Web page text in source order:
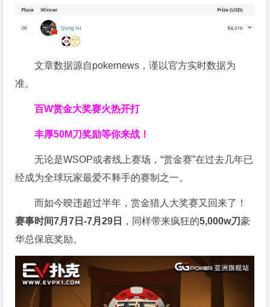
文章数据源自pokernews，谨以官方实时数据为
准。
百W赏金大奖赛火热开打
丰厚50M刀奖励等你来战！
无论是WSOP或者线上赛场，“赏金赛”在过去几年已
经成为全球玩家最爱不释手的赛制之一。
而如今暌违超过半年，赏金猎人大奖赛又回来了！
赛事时间7月7日-7月29日
，同样带来疯狂的5,000w刀豪
华总保底奖励。